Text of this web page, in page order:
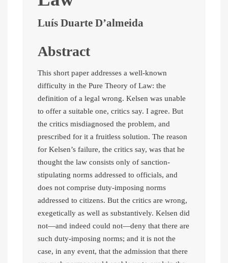
Luís Duarte D’almeida
Abstract
This short paper addresses a well-known
difficulty in the Pure Theory of Law: the
definition of a legal wrong. Kelsen was unable
to offer a suitable one, critics say. I agree. But
the critics misdiagnosed the problem, and
prescribed for it a fruitless solution. The reason
for Kelsen’s failure, the critics say, was that he
thought the law consists only of sanction-
stipulating norms addressed to officials, and
does not comprise duty-imposing norms
addressed to citizens. But the critics are wrong,
exegetically as well as substantively. Kelsen did
not—and indeed could not—deny that there are
such duty-imposing norms; and it is not the
case, in any event, that the admission that there